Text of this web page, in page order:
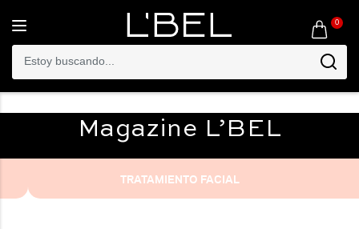
0
Magazine L’BEL
TRATAMIENTO FACIAL